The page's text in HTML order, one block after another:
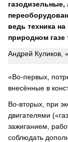
газодизельные,
ведь техника
природном газе
Андрей Куликов,
«Во-первых,
внесённые в
Во-вторых, при
двигателями
зажиганием,
соблюдать